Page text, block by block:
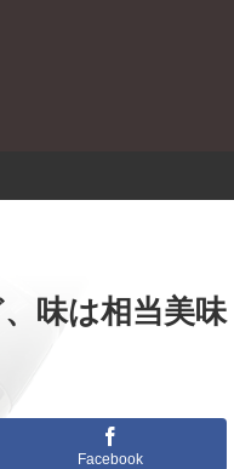
味は相当美味
Facebook